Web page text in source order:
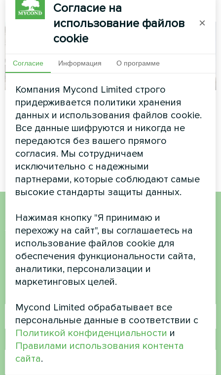
Офисный комплекс
Модульный тепловой насос
серии MCU
Апартаменты
Художественное
оформление
вентиляторного доводчика
Хотите купить или у вас
есть вопросы?
Свяжитесь с нами, и мы поможем вам
Номер телефона
Согласие на
использование файлов
cookie
×
Согласие Информация О программе
Компания Mycond Limited строго
придерживается политики хранения
данных и использования файлов cookie.
Все данные шифруются и никогда не
передаются без вашего прямого
согласия. Мы сотрудничаем
исключительно с надежными
партнерами, которые соблюдают самые
высокие стандарты защиты данных.
Нажимая кнопку "Я принимаю и
перехожу на сайт", вы соглашаетесь на
использование файлов cookie для
обеспечения функциональности сайта,
аналитики, персонализации и
маркетинговых целей.
Mycond Limited обрабатывает все
персональные данные в соответствии с
Политикой конфиденциальности и
Правилами использования контента
сайта.